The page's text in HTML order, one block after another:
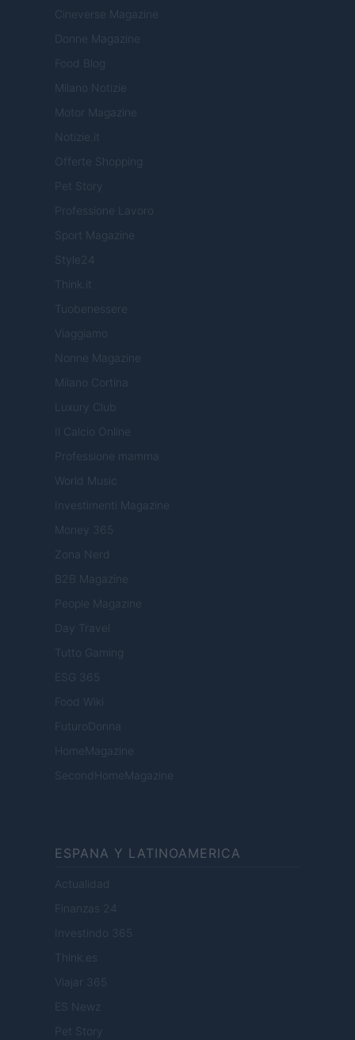
Cineverse Magazine
Donne Magazine
Food Blog
Milano Notizie
Motor Magazine
Notizie.it
Offerte Shopping
Pet Story
Professione Lavoro
Sport Magazine
Style24
Think.it
Tuobenessere
Viaggiamo
Nonne Magazine
Milano Cortina
Luxury Club
Il Calcio Online
Professione mamma
World Music
Investimenti Magazine
Money 365
Zona Nerd
B2B Magazine
People Magazine
Day Travel
Tutto Gaming
ESG 365
Food Wiki
FuturoDonna
HomeMagazine
SecondHomeMagazine
ESPANA Y LATINOAMERICA
Actualidad
Finanzas 24
Investindo 365
Think.es
Viajar 365
ES Newz
Pet Story